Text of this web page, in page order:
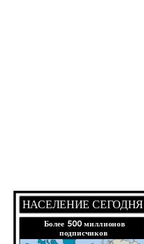
НАСЕЛЕНИЕ СЕГОДНЯ
Более 500 миллионов
подписчиков